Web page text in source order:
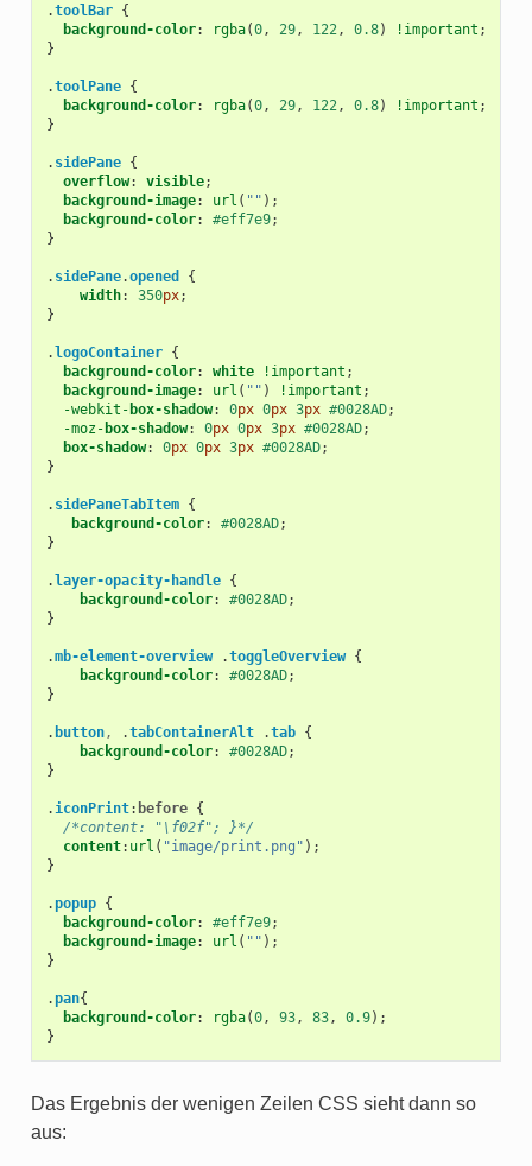
.toolBar {
background-color: rgba(0, 29, 122, 0.8) !important ;
}
.toolPane {
background-color: rgba(0, 29, 122, 0.8) !important ;
}
. sidePane {
overflow: visible;
background-image: url ( "" );
background-color: #eff7e9;
}
. sidePane.opened
{
width: 350px;
}
.logoContainer {
background-color: white !important ;
background-image: url ( "" ) !important ;
-webkit- box-shadow: 0px 0px 3px #0028AD;
-moz- box-shadow: 0px 0px 3px #0028AD;
box-shadow: 0px 0px 3px #0028AD;
}
. sidePaneTabItem {
background-color: #0028AD;
}
.layer-opacity-handle {
background-color: #0028AD;
}
.mb-element-overview .toggleOverview {
background-color: #0028AD;
}
. button, .tabContainerAlt .tab {
background-color: #0028AD;
}
.iconPrint: before {
/*content: "\f02f"; }*/
content: url ( "image/print.png" );
}
.popup {
background-color: #eff7e9;
background-image: url ( "" );
}
.pan{
background-color: rgba(0, 93, 83, 0.9);
}
Das Ergebnis der wenigen Zeilen CSS sieht dann so
aus: